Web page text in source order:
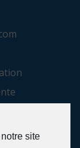
site